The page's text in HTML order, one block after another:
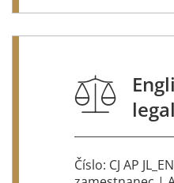
Číslo: CJ AP